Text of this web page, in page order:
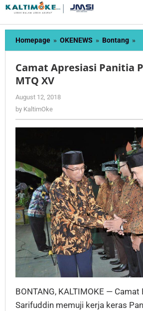
Skip
content
Homepage » OKENEWS » Bontang »
Camat Apresiasi Panitia
MTQ XV
August 12, 2018
by KaltimOke
BONTANG, KALTIMOKE —
Sarifuddin memuji kerja keras